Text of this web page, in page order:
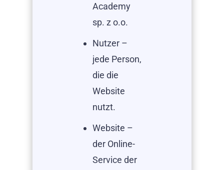
Academy
sp. z o.o.
Nutzer –
jede Person,
die die
Website
nutzt.
Website –
der Online-
Service der